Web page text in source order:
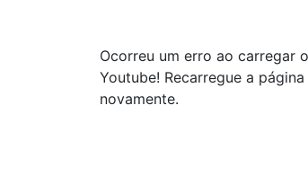
Ocorreu um erro ao carregar
Youtube! Recarregue a
novamente.